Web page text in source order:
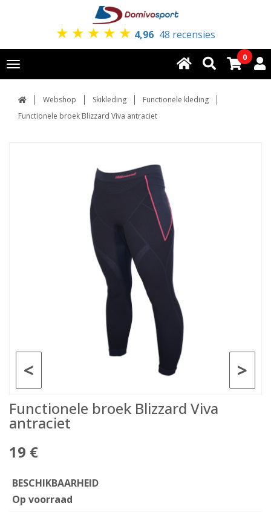
★ ★ ★ ★ ★ 4,96 48 recensies
Toggle
navigation
0
Webshop Skikleding
Functionele kleding
Functionele broek Blizzard Viva antraciet
>
<
Functionele broek Blizzard Viva
antraciet
19 €
BESCHIKBAARHEID
Op voorraad